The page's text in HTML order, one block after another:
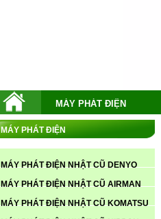
MÁY PHÁT ĐIỆN
MÁY PHÁT ĐIỆN
MÁY PHÁT ĐIỆN NHẬT CŨ DENYO
MÁY PHÁT ĐIỆN NHẬT CŨ AIRMAN
MÁY PHÁT ĐIỆN NHẬT CŨ KOMATSU